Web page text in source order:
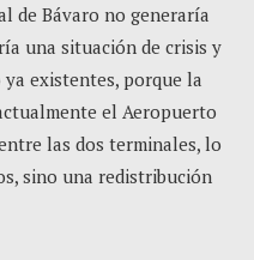
de Bávaro no generaría
una situación de crisis y
existentes, porque la
el Aeropuerto
las dos terminales, lo
sino una redistribución